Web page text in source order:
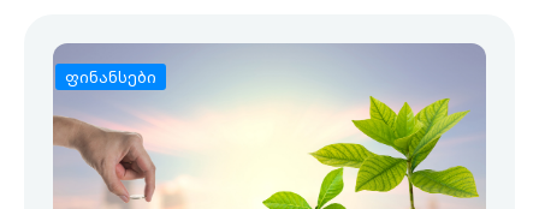
ფინანსები